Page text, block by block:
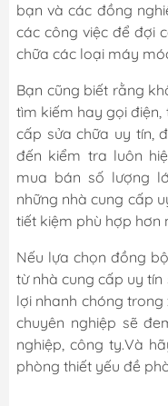
bạn và các đồng
các công việc để đợi
chữa các loại máy
Bạn cũng biết rằng
tìm kiếm hay gọi điện,
cấp sửa chữa uy tín,
đến kiểm tra luôn
mua bán số lượng
những nhà cung cấp
tiết kiệm phù hợp hơn
Nếu lựa chọn đồng
từ nhà cung cấp uy
lợi nhanh chóng
chuyên nghiệp sẽ
nghiệp, công ty.Và
phòng thiết yếu đề